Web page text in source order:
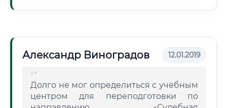
Александр Виноградов 12.01.2019
Долго не мог определиться с учебным
центром для переподготовки по